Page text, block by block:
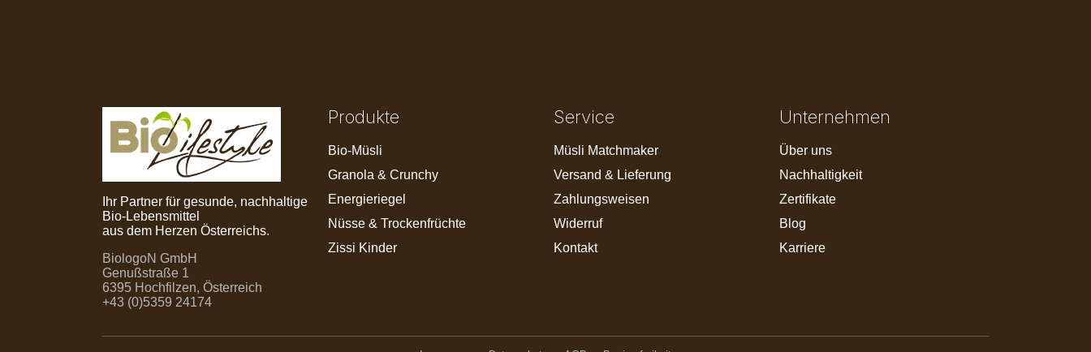
Ihr Partner für gesunde, nachhaltige
Bio-Lebensmittel
aus dem Herzen Österreichs.
BiologoN GmbH
Genußstraße 1
6395 Hochfilzen, Österreich
+43 (0)5359 24174
Produkte
Bio-Müsli
Granola & Crunchy
Energieriegel
Nüsse & Trockenfrüchte
Zissi Kinder
Service
Müsli Matchmaker
Versand & Lieferung
Zahlungsweisen
Widerruf
Kontakt
Unternehmen
Über uns
Nachhaltigkeit
Zertifikate
Blog
Karriere